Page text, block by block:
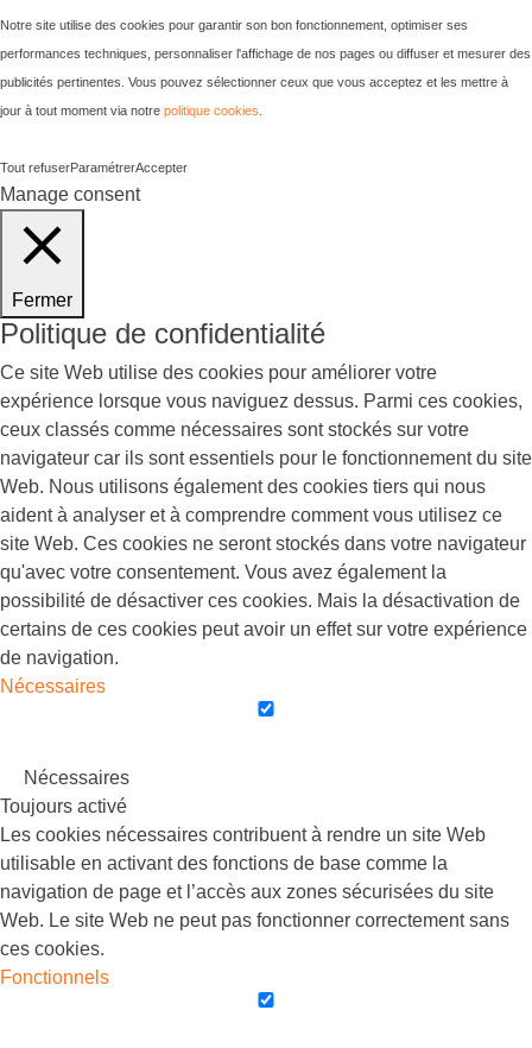
Notre site utilise des cookies pour garantir son bon fonctionnement, optimiser ses
performances techniques, personnaliser l'affichage de nos pages ou diffuser et mesurer des
publicités pertinentes. Vous pouvez sélectionner ceux que vous acceptez et les mettre à
jour à tout moment via notre politique cookies
Tout refuserParamétrerAccepter
Manage consent
Fermer
Politique de confidentialité
Ce site Web utilise des cookies pour améliorer votre
expérience lorsque vous naviguez dessus. Parmi ces cookies,
ceux classés comme nécessaires sont stockés sur votre
navigateur car ils sont essentiels pour le fonctionnement du site
Web. Nous utilisons également des cookies tiers qui nous
aident à analyser et à comprendre comment vous utilisez ce
site Web. Ces cookies ne seront stockés dans votre navigateur
qu'avec votre consentement. Vous avez également la
possibilité de désactiver ces cookies. Mais la désactivation de
certains de ces cookies peut avoir un effet sur votre expérience
de navigation.
Nécessaires
Nécessaires
Toujours activé
Les cookies nécessaires contribuent à rendre un site Web
utilisable en activant des fonctions de base comme la
navigation de page et l’accès aux zones sécurisées du site
Web. Le site Web ne peut pas fonctionner correctement sans
ces cookies.
Fonctionnels